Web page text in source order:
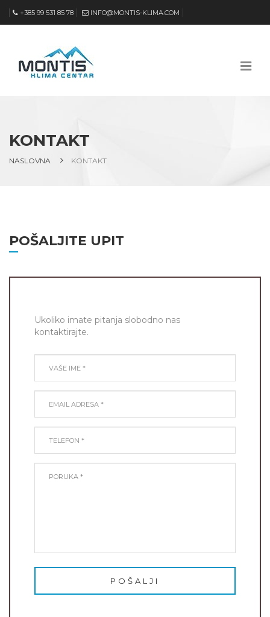
+385 99 531 85 78 INFO@MONTIS-KLIMA.COM
KONTAKT
NASLOVNA KONTAKT
POŠALJITE UPIT
Ukoliko imate pitanja slobodno nas
kontaktirajte.
POŠALJI